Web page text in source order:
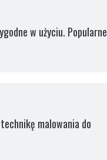
w użyciu. Popularne
malowania do